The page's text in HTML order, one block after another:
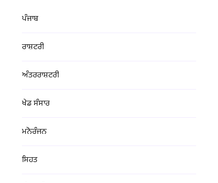
ਪੰਜਾਬ
ਰਾਸ਼ਟਰੀ
ਅੰਤਰਰਾਸ਼ਟਰੀ
ਖੇਡ ਸੰਸਾਰ
ਮਨੋਰੰਜਨ
ਸਿਹਤ